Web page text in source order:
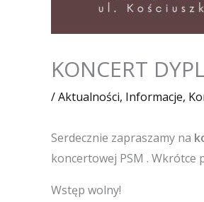
KONCERT
/Aktualności, Informacje,
Serdecznie zapraszamy na
koncertowej PSM .
Wstęp wolny!